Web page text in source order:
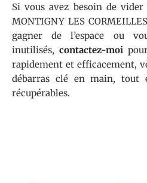
Si vous avez besoin de
MONTIGNY LES
gagner de l’espace ou
inutilisés,contactez-moi
rapidement et efficacement,
débarras clé en main, tout
récupérables.